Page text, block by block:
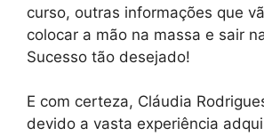
curso, outras informações que
colocar a mão na massa e sair
Sucesso tão desejado!
E com certeza, Cláudia
devido a vasta experiência